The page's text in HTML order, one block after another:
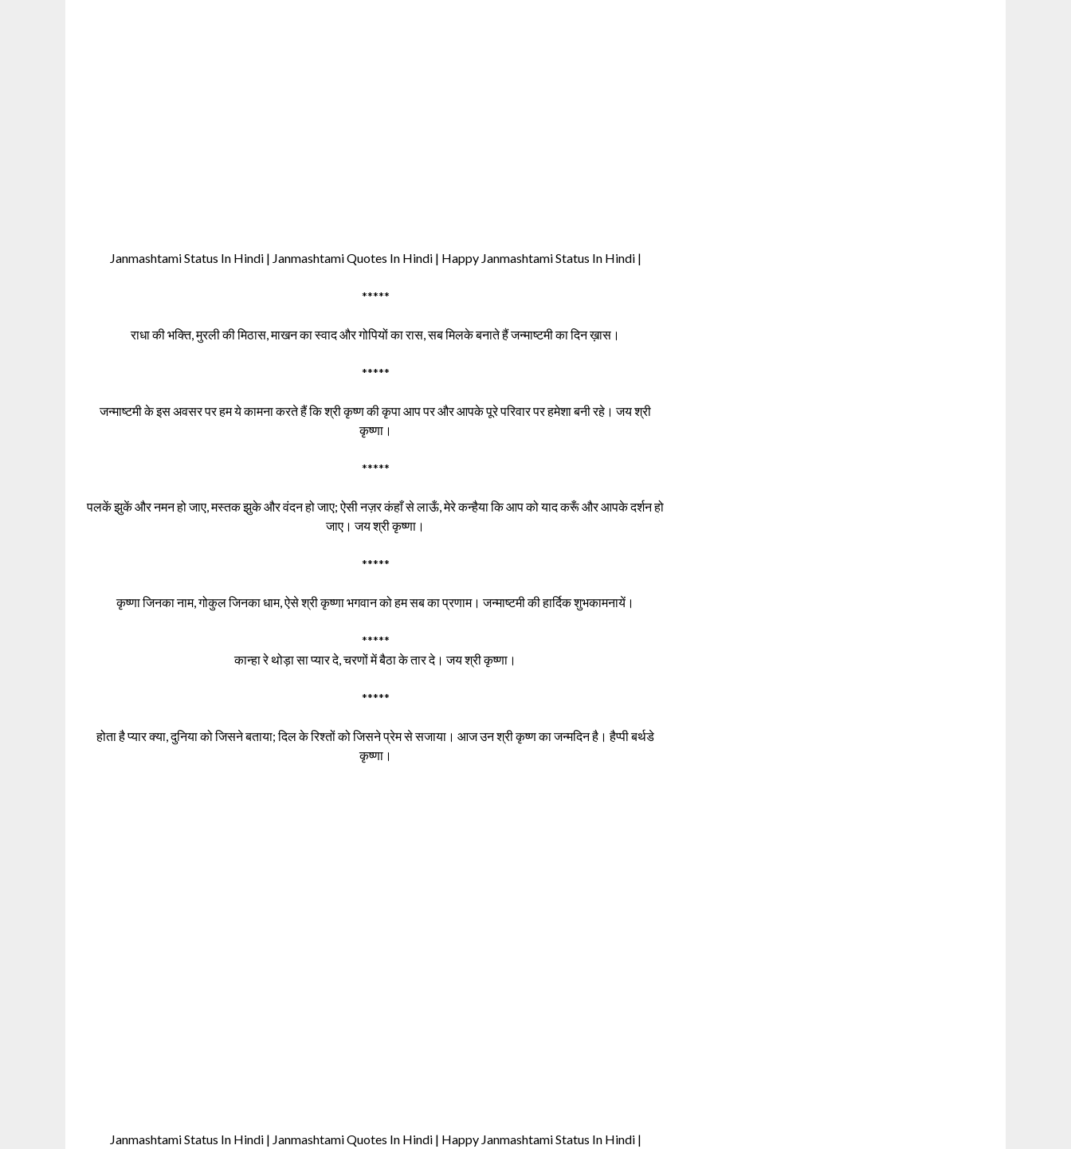
Janmashtami Status In Hindi | Janmashtami Quotes In Hindi | Happy Janmashtami Status In Hindi |
*****
राधा की भक्ति, मुरली की मिठास, माखन का स्वाद और गोपियों का रास, सब मिलके बनाते हैं जन्माष्टमी का दिन ख़ास।
*****
जन्माष्टमी के इस अवसर पर हम ये कामना करते हैं कि श्री कृष्ण की कृपा आप पर और आपके पूरे परिवार पर हमेशा बनी रहे। जय श्री
कृष्णा।
*****
पलकें झुकें और नमन हो जाए, मस्तक झुके और वंदन हो जाए; ऐसी नज़र कंहाँ से लाऊँ, मेरे कन्हैया कि आप को याद करूँ और आपके दर्शन हो
जाए। जय श्री कृष्णा।
*****
कृष्णा जिनका नाम, गोकुल जिनका धाम, ऐसे श्री कृष्णा भगवान को हम सब का प्रणाम। जन्माष्टमी की हार्दिक शुभकामनायें।
*****
कान्हा रे थोड़ा सा प्यार दे, चरणों में बैठा के तार दे। जय श्री कृष्णा।
*****
होता है प्यार क्या, दुनिया को जिसने बताया; दिल के रिश्तों को जिसने प्रेम से सजाया। आज उन श्री कृष्ण का जन्मदिन है। हैप्पी बर्थडे
कृष्णा।
Janmashtami Status In Hindi | Janmashtami Quotes In Hindi | Happy Janmashtami Status In Hindi |